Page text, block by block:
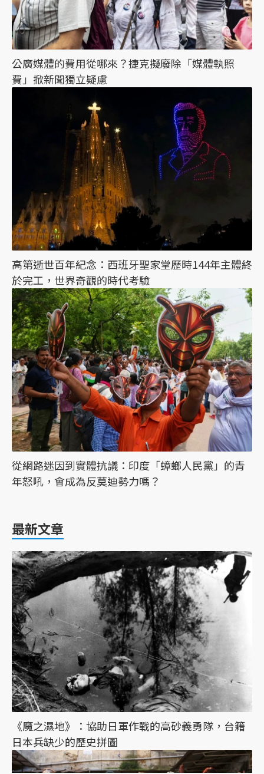
公廣媒體的費用從哪來？捷克擬廢除「媒體執照
費」掀新聞獨立疑慮
高第逝世百年紀念：西班牙聖家堂歷時144年主體終
於完工，世界奇觀的時代考驗
從網路迷因到實體抗議：印度「蟑螂人民黨」的青
年怒吼，會成為反莫迪勢力嗎？
最新文章
《魔之濕地》：協助日軍作戰的高砂義勇隊，台籍
日本兵缺少的歷史拼圖